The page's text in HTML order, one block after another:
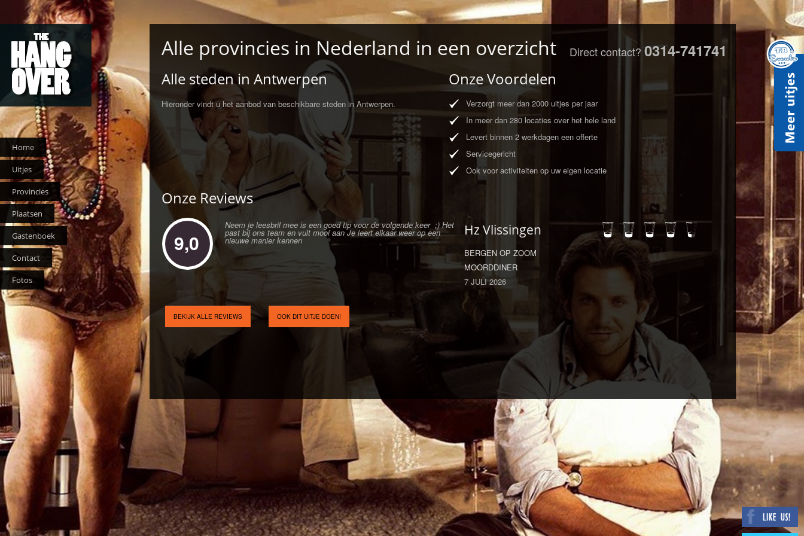
Home
Uitjes
Provincies
Plaatsen
Gastenboek
Contact
Fotos
Alle provincies in Nederland in een overzicht Direct contact? 0314-741741
Alle steden in Antwerpen
Hieronder vindt u het aanbod van beschikbare steden in Antwerpen.
Onze Voordelen
Verzorgt meer dan 2000 uitjes per jaar
In meer dan 280 locaties over het hele land
Levert binnen 2 werkdagen een offerte
Servicegericht
Ook voor activiteiten op uw eigen locatie
Onze Reviews
9,0
Neem je leesbril mee is een goed tip voor de volgende keer ;) Het
past bij ons team en vult mooi aan Je leert elkaar weer op een
nieuwe manier kennen
Hz Vlissingen
BERGEN OP ZOOM
MOORDDINER
7 JULI 2026
BEKIJK ALLE REVIEWS OOK DIT UITJE DOEN!